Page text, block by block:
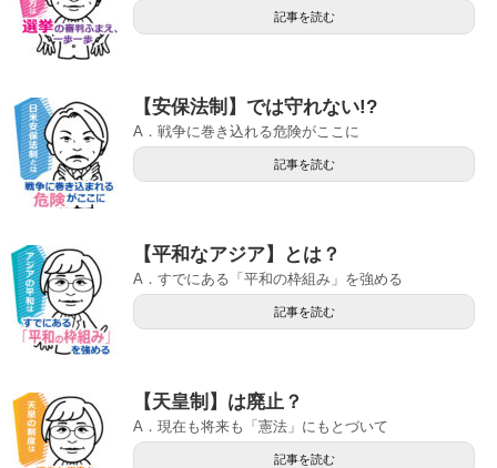
記事を読む
【安保法制】では守れない!?
A．戦争に巻き込れる危険がここに
記事を読む
【平和なアジア】とは？
A．すでにある「平和の枠組み」を強める
記事を読む
【天皇制】は廃止？
A．現在も将来も「憲法」にもとづいて
記事を読む